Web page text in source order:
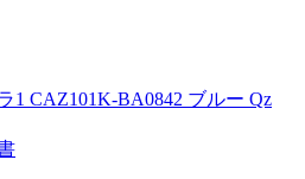
1 CAZ101K-BA0842 ブルー Qz